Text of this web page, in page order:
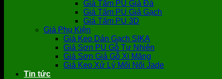
Giá Tấm PU Giả Đá
Giá Tấm PU Giả Gạch
Giá Tấm PU 3D
Giá Phụ Kiện
Giá Keo Dán Gạch SIKA
Giá Sơn PU Gỗ Tự Nhiên
Giá Sơn Giả Gỗ Xi Măng
Giá Keo Xử Lý Mối Nối Jade
Tin tức